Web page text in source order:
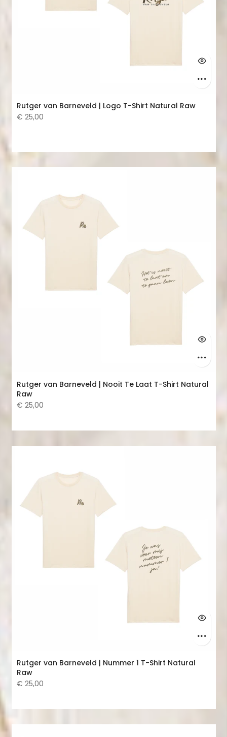
Rutger van Barneveld | Logo T-Shirt Natural Raw
€ 25,00
Rutger van Barneveld | Nooit Te Laat T-Shirt Natural
Raw
€ 25,00
Rutger van Barneveld | Nummer 1 T-Shirt Natural
Raw
€ 25,00